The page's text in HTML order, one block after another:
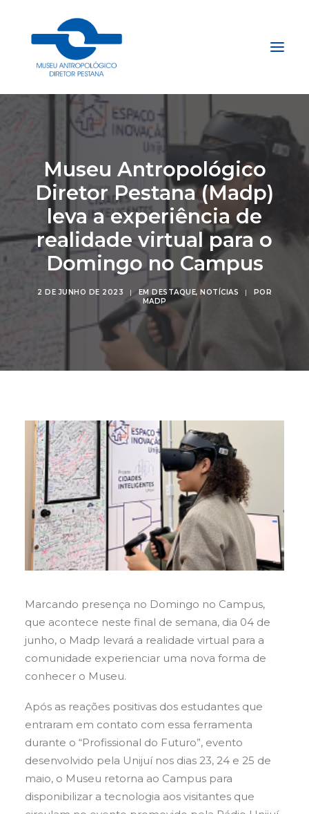
Explore
Acervo
Apoie
Projetos
Gestão do Arquivo Fidene
Conecte
Museu Antropológico
Diretor Pestana (Madp)
leva a experiência de
realidade virtual para o
Domingo no Campus
2 DE JUNHO DE 2023 | EM DESTAQUE, NOTÍCIAS |
POR
MADP
Marcando presença no Domingo no Campus,
que acontece neste final de semana, dia 04 de
junho, o Madp levará a realidade virtual para a
comunidade experienciar uma nova forma de
conhecer o Museu.
Após as reações positivas dos estudantes que
entraram em contato com essa ferramenta
durante o “Profissional do Futuro”, evento
desenvolvido pela Unijuí nos dias 23, 24 e 25 de
maio, o Museu retorna ao Campus para
disponibilizar a tecnologia aos visitantes que